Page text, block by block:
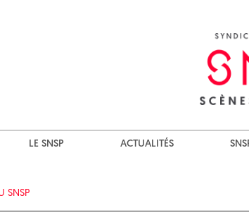
LE SNSP ACTUALITÉS
SNSP